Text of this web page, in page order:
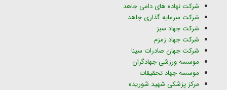
شرکت نهاده های دامی جاهد
شرکت سرمایه گذاری جاهد
شرکت جهاد سبز
شرکت جهاد زمزم
شرکت جهان صادرات سینا
موسسه ورزشی جهادگران
موسسه جهاد تحقیقات
مرکز پزشکی شهید شوریده